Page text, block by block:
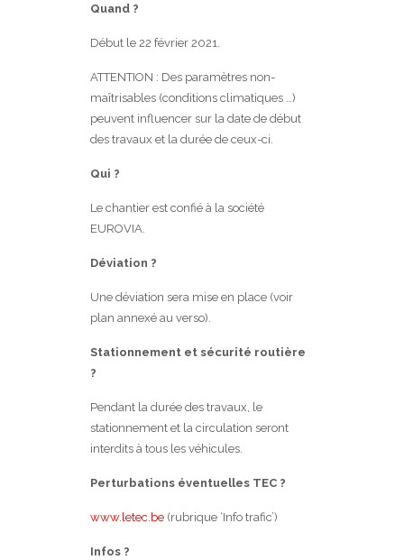
Quand ?
Début le 22 février 2021.
ATTENTION : Des paramètres non-
maîtrisables (conditions climatiques …)
peuvent influencer sur la date de début
des travaux et la durée de ceux-ci.
Qui ?
Le chantier est confié à la société
EUROVIA.
Déviation ?
Une déviation sera mise en place (voir
plan annexé au verso).
Stationnement et sécurité routière
?
Pendant la durée des travaux, le
stationnement et la circulation seront
interdits à tous les véhicules.
Perturbations éventuelles TEC ?
www.letec.be (rubrique ‘Info trafic’)
Infos ?